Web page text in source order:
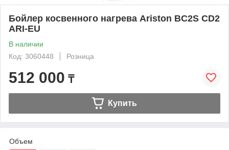
Бойлер косвенного нагрева Ariston BC2S CD2
ARI-EU
В наличии
Код: 3060448
Розница
512 000 ₸
Купить
Объем